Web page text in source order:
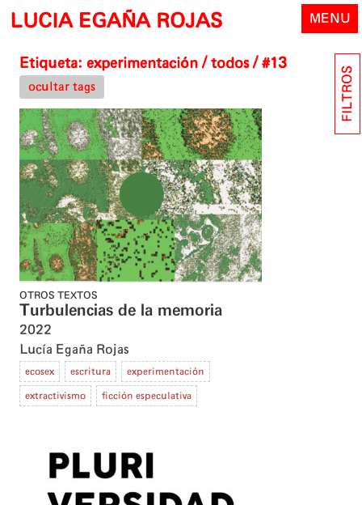
Skip
content
LUCIA EGAÑA ROJAS MENU
Etiqueta: experimentación / todos / #13
ocultar tags
OTROS TEXTOS
Turbulencias de la memoria
2022
Lucía Egaña Rojas
ecosex escritura experimentación
extractivismo ficción especulativa
FILTROS